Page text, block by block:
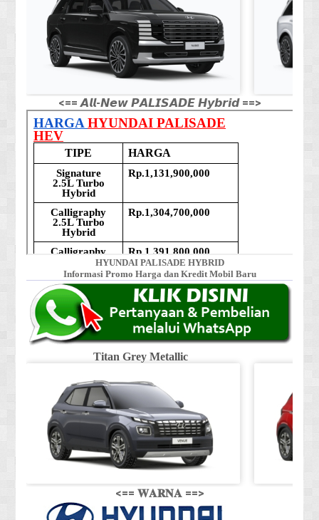
<== 𝘼𝙡𝙡-𝙉𝙚𝙬 𝙋𝘼𝙇𝙄𝙎𝘼𝘿𝙀 𝙃𝙮𝙗𝙧𝙞𝙙 ==>
HYUNDAI PALISADE HYBRID
Informasi Promo Harga dan Kredit Mobil Baru
Titan Grey Metallic
<== 𝐖𝐀𝐑𝐍𝐀 ==>